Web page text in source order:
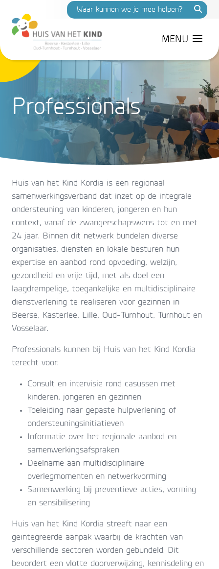
MENU
Professionals
Huis van het Kind Kordia is een regionaal
samenwerkingsverband dat inzet op de integrale
ondersteuning van kinderen, jongeren en hun
context, vanaf de zwangerschapswens tot en met
24 jaar. Binnen dit netwerk bundelen diverse
organisaties, diensten en lokale besturen hun
expertise en aanbod rond opvoeding, welzijn,
gezondheid en vrije tijd, met als doel een
laagdrempelige, toegankelijke en multidisciplinaire
dienstverlening te realiseren voor gezinnen in
Beerse, Kasterlee, Lille, Oud-Turnhout, Turnhout en
Vosselaar.
Professionals kunnen bij Huis van het Kind Kordia
terecht voor:
Consult en intervisie rond casussen met
kinderen, jongeren en gezinnen
Toeleiding naar gepaste hulpverlening of
ondersteuningsinitiatieven
Informatie over het regionale aanbod en
samenwerkingsafspraken
Deelname aan multidisciplinaire
overlegmomenten en netwerkvorming
Samenwerking bij preventieve acties, vorming
en sensibilisering
Huis van het Kind Kordia streeft naar een
geïntegreerde aanpak waarbij de krachten van
verschillende sectoren worden gebundeld. Dit
bevordert een vlotte doorverwijzing, kennisdeling en